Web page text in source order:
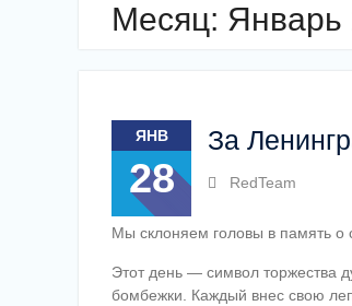
Месяц: Январь
ЯНВ
28
За
RedTeam
Мы склоняем головы в память о
Этот день — символ торжества
бомбежки. Каждый внес свою